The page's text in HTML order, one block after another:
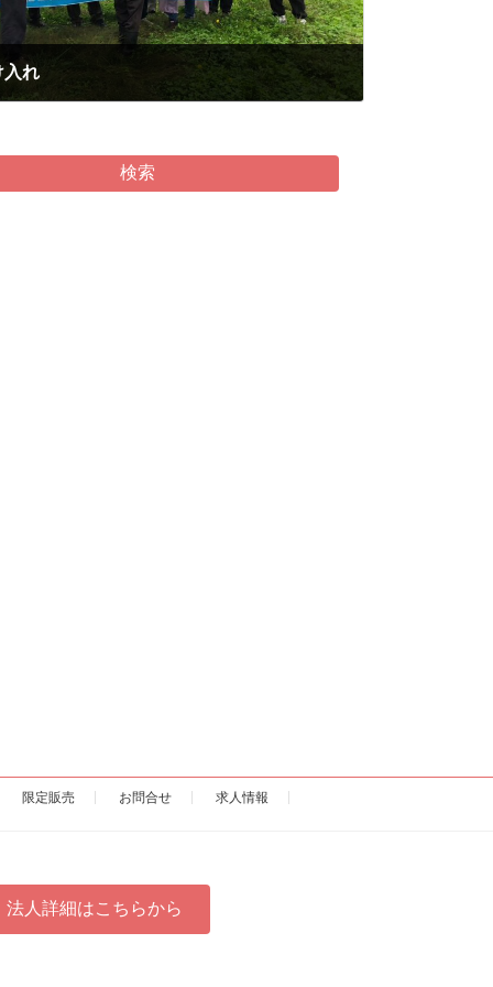
入れ
検索
限定販売 お問合せ 求人情報
法人詳細はこちらから